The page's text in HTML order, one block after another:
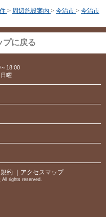
> 周辺施設案内 > 今治市 > 今治市
プに戻る
18:00
日曜
約 ｜アクセスマップ
rights reserved.